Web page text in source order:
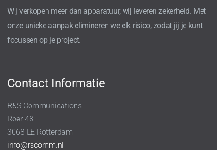
Wij verkopen meer dan apparatuur, wij leveren zekerheid. Met
onze unieke aanpak elimineren we elk risico, zodat jij je kunt
focussen op je project.
Contact Informatie
R&S Communications
Roer 48
3068 LE Rotterdam
info@rscomm.nl